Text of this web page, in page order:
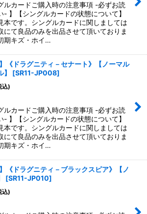
ルカードご購入時の注意事項 -必ずお読
- 】【シングルカードの状態について】
本です。シングルカードに関しましては
にて良品のみを出品させて頂いておりま
期キズ・ホイ…
】《ドラグニティ－セナート》【ノーマル
[SR11-JP008]
込)
ルカードご購入時の注意事項 -必ずお読
- 】【シングルカードの状態について】
本です。シングルカードに関しましては
にて良品のみを出品させて頂いておりま
期キズ・ホイ…
】《ドラグニティ－ブラックスピア》【ノ
[SR11-JP010]
込)